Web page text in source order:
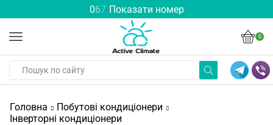
067 Показати номер
0
Головна
Побутові кондиціонери
Інверторні кондиціонери